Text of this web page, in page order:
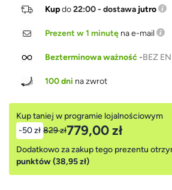
Kupdo22:00 - dostawa jutro
Prezent w 1 minutę na e-mail
Bezterminowa ważność-BEZ
100 dni na zwrot
Kup taniej w programie lojalnościowym
-50 zł 829 zł779,00 zł
Dodatkowo za zakup tego prezentu
punktów (38,95 zł)